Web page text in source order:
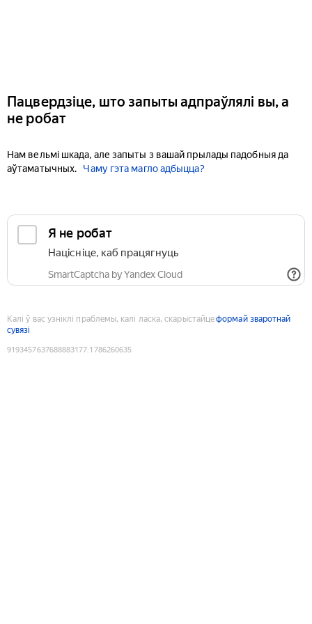
Пацвердзіце, што запыты адпраўлялі вы, а
не робат
Нам вельмі шкада, але запыты з вашай прылады падобныя да
аўтаматычных.
Чаму гэта магло адбыцца?
Я не робат
Націсніце, каб працягнуць
SmartCaptcha by Yandex Cloud
Калі ў вас узніклі праблемы, калі ласка, скарыстайцеформай зваротнай
сувязі
9193457637688883177:1786260635